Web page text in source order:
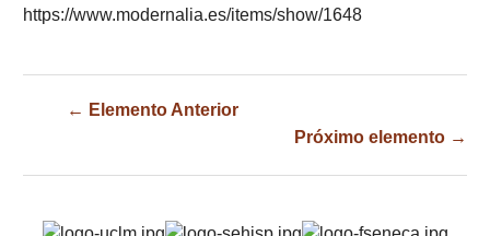
https://www.modernalia.es/items/show/1648
← Elemento Anterior
Próximo elemento →